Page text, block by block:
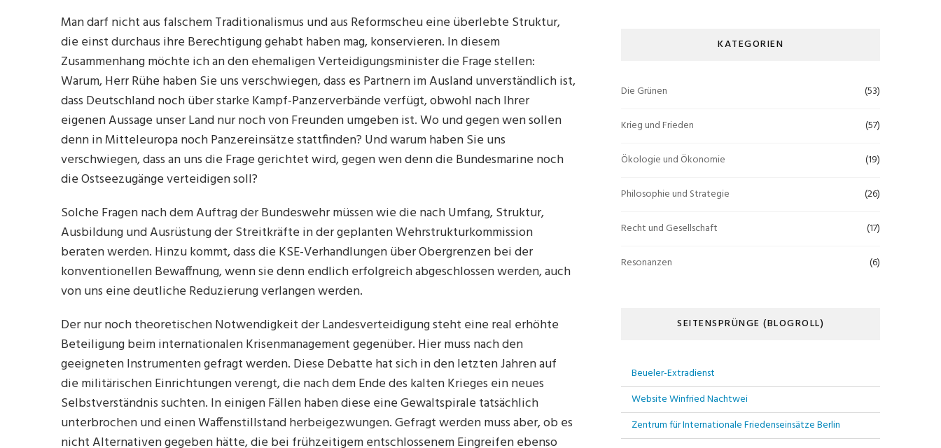
Man darf nicht aus falschem Traditionalismus und aus Reformscheu eine überlebte Struktur,
die einst durchaus ihre Berechtigung gehabt haben mag, konservieren. In diesem
Zusammenhang möchte ich an den ehemaligen Verteidigungsminister die Frage stellen:
Warum, Herr Rühe haben Sie uns verschwiegen, dass es Partnern im Ausland unverständlich ist,
dass Deutschland noch über starke Kampf-Panzerverbände verfügt, obwohl nach Ihrer
eigenen Aussage unser Land nur noch von Freunden umgeben ist. Wo und gegen wen sollen
denn in Mitteleuropa noch Panzereinsätze stattfinden? Und warum haben Sie uns
verschwiegen, dass an uns die Frage gerichtet wird, gegen wen denn die Bundesmarine noch
die Ostseezugänge verteidigen soll?
Solche Fragen nach dem Auftrag der Bundeswehr müssen wie die nach Umfang, Struktur,
Ausbildung und Ausrüstung der Streitkräfte in der geplanten Wehrstrukturkommission
beraten werden. Hinzu kommt, dass die KSE-Verhandlungen über Obergrenzen bei der
konventionellen Bewaffnung, wenn sie denn endlich erfolgreich abgeschlossen werden, auch
von uns eine deutliche Reduzierung verlangen werden.
Der nur noch theoretischen Notwendigkeit der Landesverteidigung steht eine real erhöhte
Beteiligung beim internationalen Krisenmanagement gegenüber. Hier muss nach den
geeigneten Instrumenten gefragt werden. Diese Debatte hat sich in den letzten Jahren auf
die militärischen Einrichtungen verengt, die nach dem Ende des kalten Krieges ein neues
Selbstverständnis suchten. In einigen Fällen haben diese eine Gewaltspirale tatsächlich
unterbrochen und einen Waffenstillstand herbeigezwungen. Gefragt werden muss aber, ob es
nicht Alternativen gegeben hätte, die bei frühzeitigem entschlossenem Eingreifen ebenso
KATEGORIEN
Die Grünen (53)
Krieg und Frieden (57)
Ökologie und Ökonomie (19)
Philosophie und Strategie (26)
Recht und Gesellschaft (17)
Resonanzen (6)
SEITENSPRÜNGE (BLOGROLL)
Beueler-Extradienst
Website Winfried Nachtwei
Zentrum für Internationale Friedenseinsätze Berlin